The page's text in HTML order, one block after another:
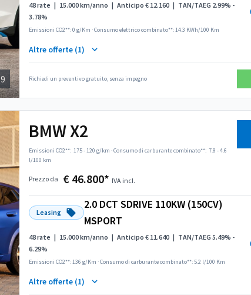
9
48 rate | 15.000 km/anno | Anticipo € 12.160 | TAN/TAEG 2.99% -
3.78%
Emissioni CO2**: 0 g/Km ·Consumo elettrico combinato**: 14.3 KWh/100 Km
Altre offerte (1)
Richiedi un preventivo gratuito, senza impegno
BMW X2
Emissioni CO2**: 175 - 120 g/km ·Consumo di carburante combinato**: 7.8 - 4.6
l/100 km
Prezzo da € 46.800* IVA incl.
Leasing
2.0 DCT SDRIVE 110KW (150CV)
MSPORT
48 rate | 15.000 km/anno | Anticipo € 11.640 | TAN/TAEG 5.49% -
6.29%
Emissioni CO2**: 136 g/Km ·Consumo di carburante combinato**: 5.2 l/100 Km
Altre offerte (1)